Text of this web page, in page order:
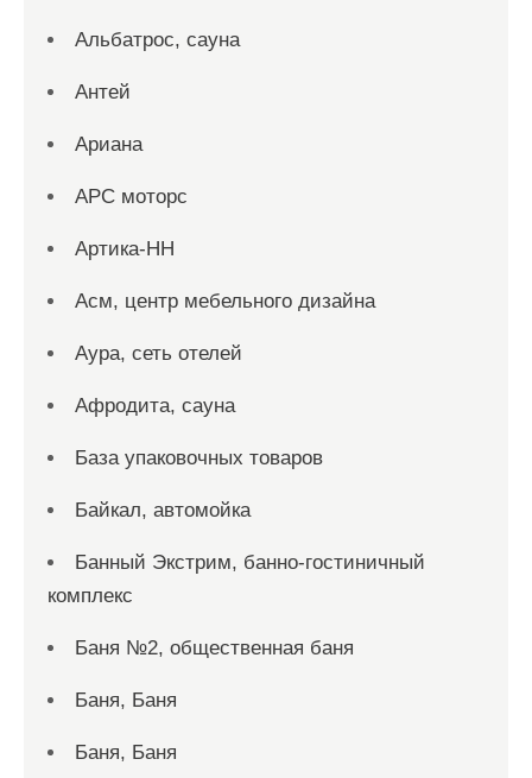
Альбатрос, сауна
Антей
Ариана
АРС моторс
Артика-НН
Асм, центр мебельного дизайна
Аура, сеть отелей
Афродита, сауна
База упаковочных товаров
Байкал, автомойка
Банный Экстрим, банно-гостиничный
комплекс
Баня №2, общественная баня
Баня, Баня
Баня, Баня